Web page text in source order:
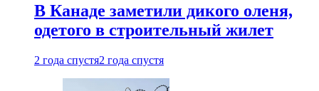
В Канаде заметили дикого оленя,
одетого в строительный жилет
2 года спустя2 года спустя